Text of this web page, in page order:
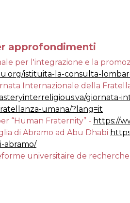
approfondimenti
per l'integrazione e la
istituita-la-consulta-
Internazionale della
giornata-
umana/?lang=it
“Human Fraternity” - https://
di Abramo ad Abu Dhabi
abramo/
universitaire de